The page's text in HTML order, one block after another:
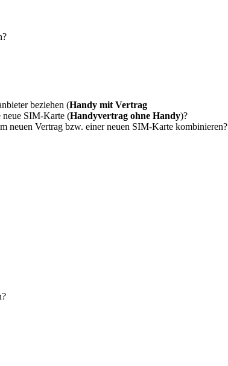
beziehen (Handy mit Vertrag
neue SIM-Karte (Handyvertrag ohne Handy)?
neuen Vertrag bzw. einer neuen SIM-Karte kombinieren?